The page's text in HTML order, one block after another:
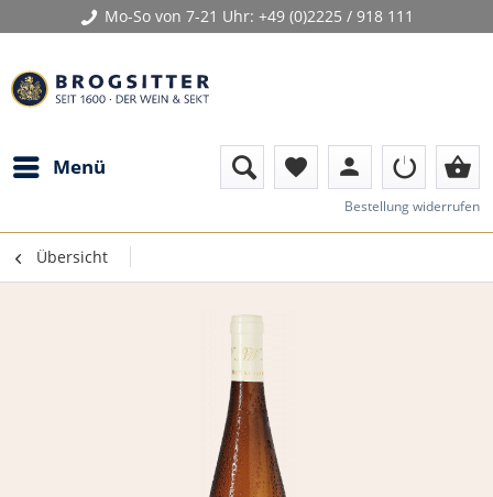
Mo-So von 7-21 Uhr: +49 (0)2225 / 918 111
Menü favorite person shopping_basket
Bestellung widerrufen
Übersicht